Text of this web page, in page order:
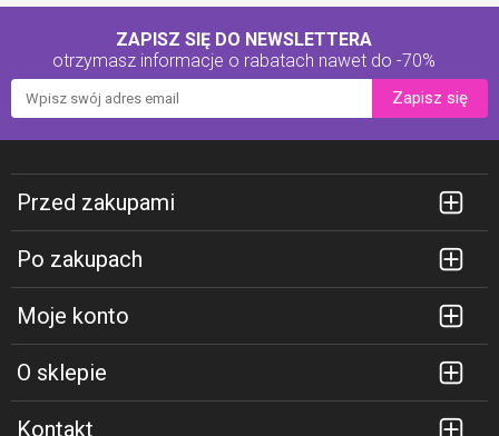
ZAPISZ SIĘ DO NEWSLETTERA
otrzymasz informacje o rabatach nawet do -70%
Zapisz się
Przed zakupami
Po zakupach
Moje konto
O sklepie
Kontakt